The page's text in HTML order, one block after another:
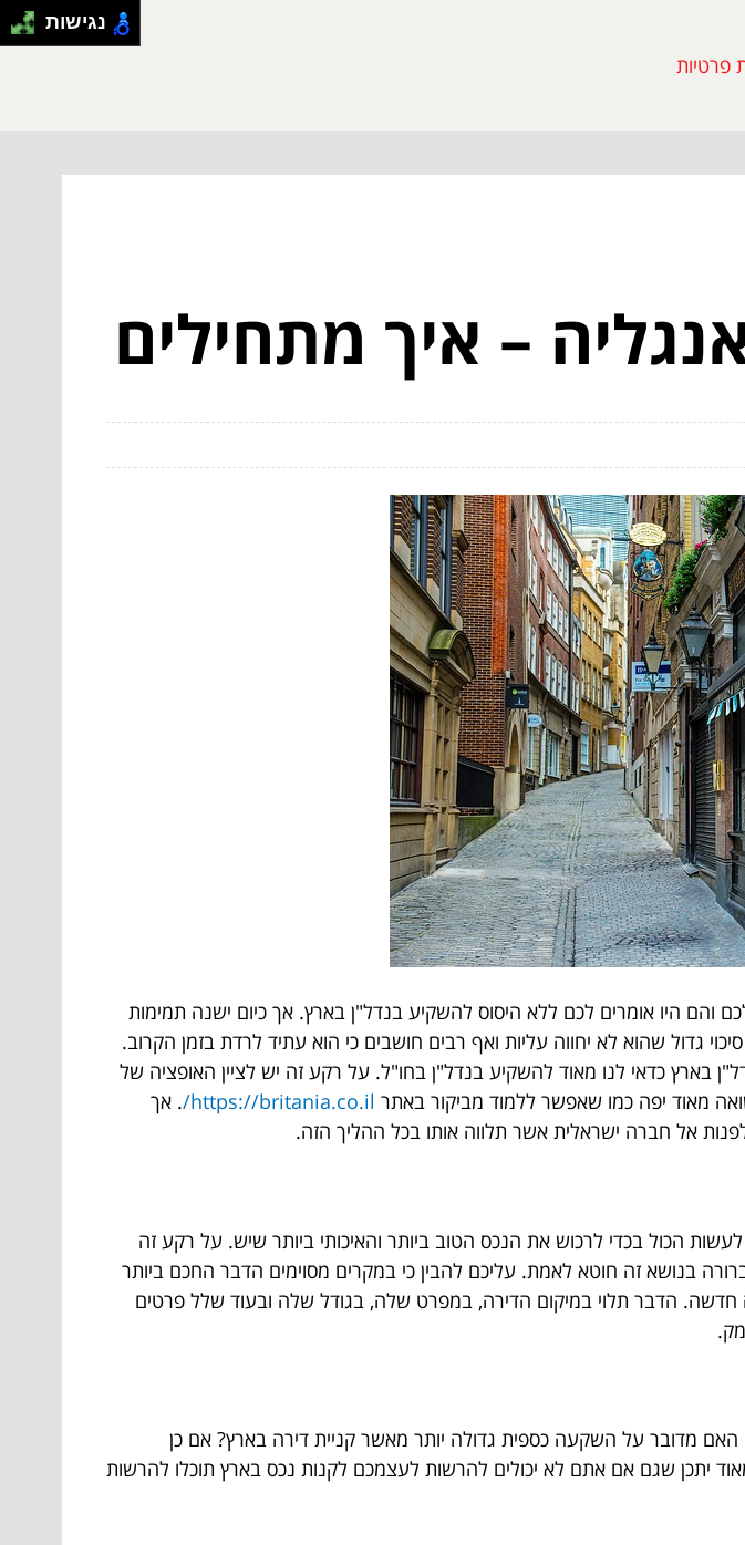
פרטיות
– איך מתחילים
היו אומרים לכם ללא היסוס להשקיע בנדל"ן בארץ. אך כיום ישנה תמימות
גדול שהוא לא יחווה עליות ואף רבים חושבים כי הוא עתיד לרדת בזמן הקרוב.
בארץ כדאי לנו מאוד להשקיע בנדל"ן בחו"ל. על רקע זה יש לציין האופציה של
מאוד יפה כמו שאפשר ללמוד מביקור באתר https://britania.co.il/ . אך
אל חברה ישראלית אשר תלווה אותו בכל ההליך הזה.
הכול בכדי לרכוש את הנכס הטוב ביותר והאיכותי ביותר שיש. על רקע זה
בנושא זה חוטא לאמת. עליכם להבין כי במקרים מסוימים הדבר החכם ביותר
חדשה. הדבר תלוי במיקום הדירה, במפרט שלה, בגודל שלה ובעוד שלל פרטים
מדובר על השקעה כספית גדולה יותר מאשר קניית דירה בארץ? אם כן
יתכן שגם אם אתם לא יכולים להרשות לעצמכם לקנות נכס בארץ תוכלו להרשות
נגישות